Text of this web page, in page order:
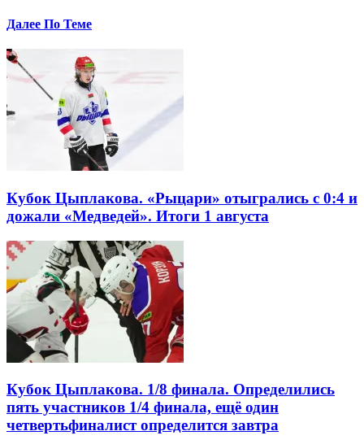
Далее По Теме
Кубок Цыплакова. «Рыцари» отыгрались с 0:4 и
дожали «Медведей». Итоги 1 августа
Кубок Цыплакова. 1/8 финала. Определились
пять участников 1/4 финала, ещё один
четвертьфиналист определится завтра